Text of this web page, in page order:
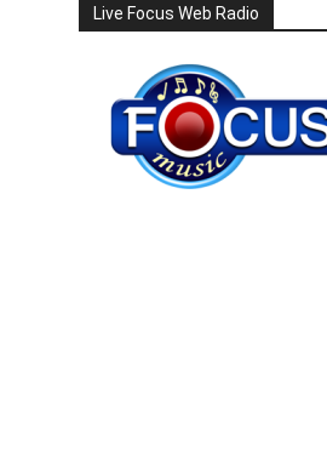
Live Focus Web Radio